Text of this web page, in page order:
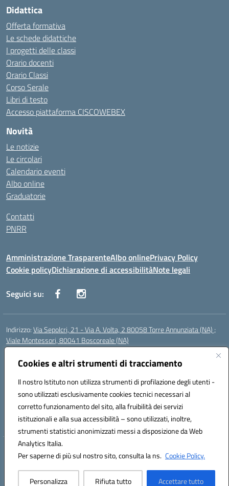
Cookies e altri strumenti di tracciamento
Il nostro Istituto non utilizza strumenti di profilazione degli utenti -
sono utilizzati esclusivamente cookies tecnici necessari al
corretto funzionamento del sito, alla fruibilità dei servizi
istituzionali e alla sua accessibilità – sono utilizzati, inoltre,
strumenti statistici anonimizzati messi a disposizione da Web
Analytics Italia.
Per saperne di più sul nostro sito, consulta la ns. Cookie Policy.
Personalizza Rifiuta tutto Accettare tutto
Didattica
Offerta formativa
Le schede didattiche
I progetti delle classi
Orario docenti
Orario Classi
Corso Serale
Libri di testo
Accesso piattaforma CISCOWEBEX
Novità
Le notizie
Le circolari
Calendario eventi
Albo online
Graduatorie
Contatti
PNRR
Amministrazione TrasparenteAlbo onlinePrivacy Policy
Cookie policyDichiarazione di accessibilitàNote legali
Seguici su:
Indirizzo:Via Sepolcri, 21 - Via A. Volta, 2 80058 Torre Annunziata (NA) ;
Viale Montessori, 80041 Boscoreale (NA)
Centralino:
Posta elettronica certificata (PEC):nais04100b@pec.istruzione.it
Codice fiscale: 82008750638
Codice meccanografico:NAIS04100B
Codice Indice delle Pubbliche Amministrazioni (IPA): istsc_nais04100b
Codice unico di fatturazione (CUF): UFELOU
Hosting & Powered by 3D Solution S.r.l.
Concept & Design by Designers Italia